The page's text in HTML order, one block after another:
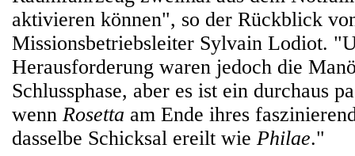
aktivieren können", so der Rückblick
Missionsbetriebsleiter Sylvain Lodiot.
Herausforderung waren jedoch die
Schlussphase, aber es ist ein durchaus
wenn Rosetta am Ende ihres
dasselbe Schicksal ereilt wie Philae."